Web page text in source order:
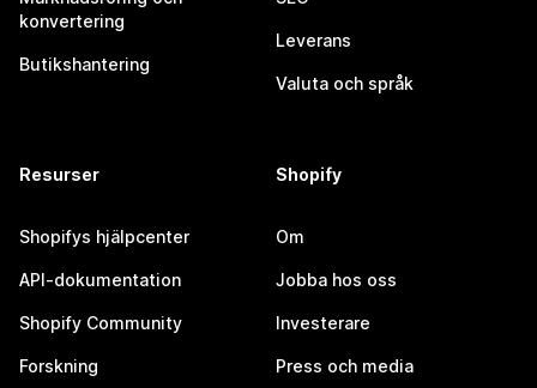
konvertering
Butikshantering
Leverans
Valuta och språk
Resurser
Shopifys hjälpcenter
API-dokumentation
Shopify Community
Forskning
Shopify
Om
Jobba hos oss
Investerare
Press och media